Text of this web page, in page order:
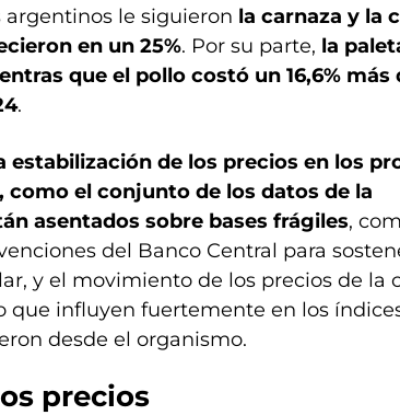
le siguieron la carnaza y la
en un 25%. Por su parte, la
que el pollo costó un 16,6% más
.
estabilización de los precios en los
como el conjunto de los datos de la
asentados sobre bases frágiles,
del Banco Central para
y el movimiento de los precios de la
que influyen fuertemente en los
desde el organismo.
precios